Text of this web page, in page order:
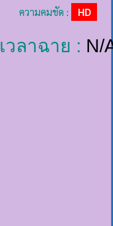
ความคมชัด :
HD
เวลาฉาย : N/